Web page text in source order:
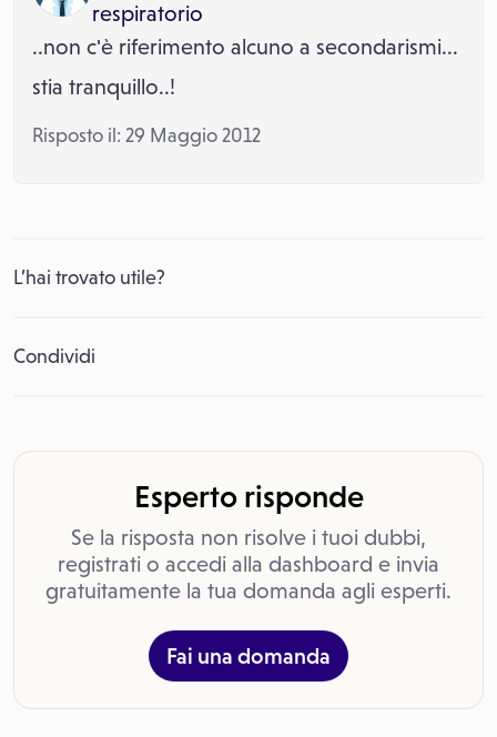
respiratorio
..non c'è riferimento alcuno a secondarismi...
stia tranquillo..!
Risposto il: 29 Maggio 2012
L’hai trovato utile?
Condividi
Esperto risponde
Se la risposta non risolve i tuoi dubbi,
registrati o accedi alla dashboard e invia
gratuitamente la tua domanda agli esperti.
Fai una domanda